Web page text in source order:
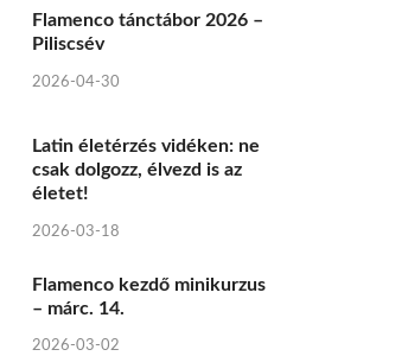
Flamenco tánctábor 2026 –
Piliscsév
2026-04-30
Latin életérzés vidéken: ne
csak dolgozz, élvezd is az
életet!
2026-03-18
Flamenco kezdő minikurzus
– márc. 14.
2026-03-02